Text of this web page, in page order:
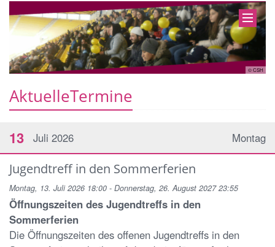
© CSH
AktuelleTermine
Montag
13 Juli 2026
Jugendtreff in den Sommerferien
Montag, 13. Juli 2026 18:00 - Donnerstag, 26. August 2027 23:55
Öffnungszeiten des Jugendtreffs in den
Sommerferien
Die Öffnungszeiten des offenen Jugendtreffs in den